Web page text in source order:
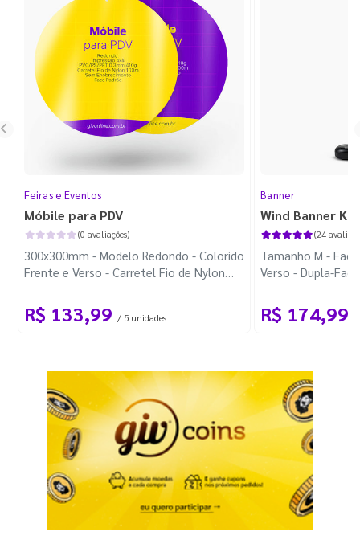
Feiras e Eventos
Móbile para PDV
(0 avaliações)
300x300mm - Modelo Redondo - Colorido
Frente e Verso - Carretel Fio de Nylon
R$ 133,99 / 5 unidades
Banner
Wind Banner
(24
Tamanho M -
Verso - Dupla-
R$ 174,99